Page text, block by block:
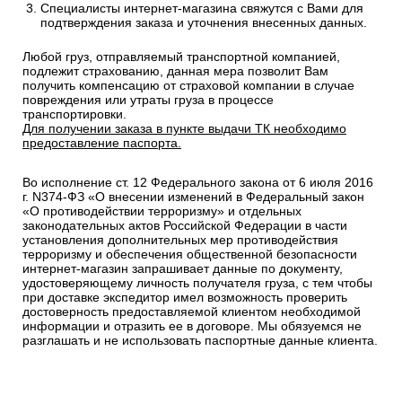
Специалисты интернет-магазина свяжутся с Вами для
подтверждения заказа и уточнения внесенных данных.
Любой груз, отправляемый транспортной компанией,
подлежит страхованию, данная мера позволит Вам
получить компенсацию от страховой компании в случае
повреждения или утраты груза в процессе
транспортировки.
Для получении заказа в пункте выдачи ТК необходимо
предоставление паспорта.
Во исполнение ст. 12 Федерального закона от 6 июля 2016
г. N374-ФЗ «О внесении изменений в Федеральный закон
«О противодействии терроризму» и отдельных
законодательных актов Российской Федерации в части
установления дополнительных мер противодействия
терроризму и обеспечения общественной безопасности
интернет-магазин запрашивает данные по документу,
удостоверяющему личность получателя груза, с тем чтобы
при доставке экспедитор имел возможность проверить
достоверность предоставляемой клиентом необходимой
информации и отразить ее в договоре. Мы обязуемся не
разглашать и не использовать паспортные данные клиента.